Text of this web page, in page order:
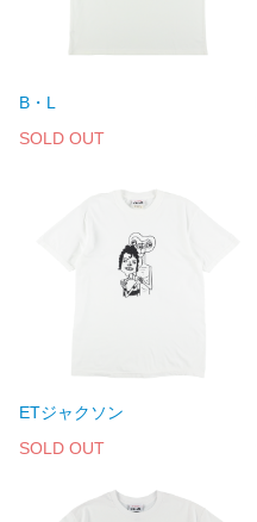
B・L
SOLD OUT
ETジャクソン
SOLD OUT